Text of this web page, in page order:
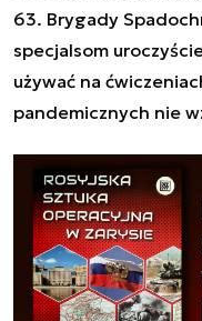
63. Brygady
specjalsom
używać na
pandemicznych nie